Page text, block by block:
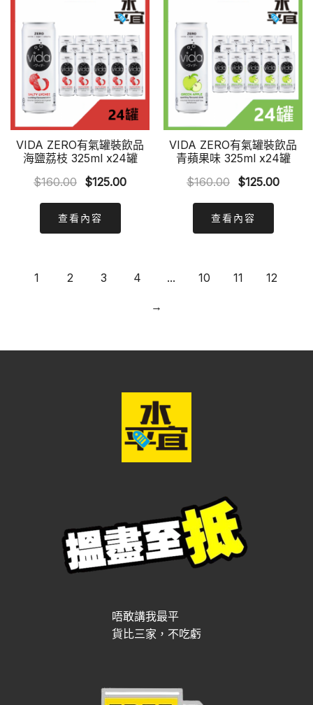
VIDA ZERO有氣罐裝飲品
海鹽荔枝 325ml x24罐
$160.00 Original
was:
$160.00.
$125.00Current
查看內容
VIDA ZERO有氣罐裝飲品
青蘋果味 325ml x24罐
$160.00 Original
was:
$160.00.
$125.00
查看內容
1 2 3 4 ... 10 11 12
→
唔敢講我最平
貨比三家，不吃虧